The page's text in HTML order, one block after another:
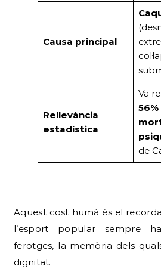
Causa principal
Rellevància
estadística
Va
de
Aquest cost humà és el
l’esport popular sempre
ferotges, la memòria dels
dignitat.